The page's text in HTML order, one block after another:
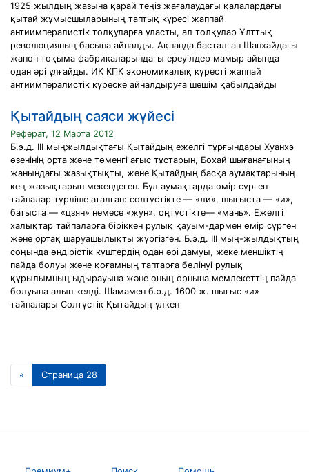
1925 жылдың жазына қарай теңіз жағалаудағы қалалардағы
қытай жұмысшыларының таптық күресі жаппай
антиимпералистік толқуларға ұласты, ал толқулар Ұлттық
революцияның басына айналды. Ақпанда басталған Шанхайдағы
жапон тоқыма фабрикаларындағы ереуілдер мамыр айында
одан әрі ұлғайды. ИК КПК экономикалық күресті жаппай
антиимпералистік күреске айналдыруға шешім қабылдайды
Қытайдың саяси жүйесі
Реферат, 12 Марта 2012
Б.э.д. ІІІ мыңжылдықтағы Қытайдың ежелгі тұрғындары Хуанхэ
өзенінің орта жəне төменгі ағыс тұстарын, Бохай шығанағының
жанындағы жазықтықты, жəне Қытайдың басқа аумақтарының
кең жазықтарын мекендеген. Бұл аумақтарда өмір сүрген
тайпалар түрліше аталған: солтүстікте — «ли», шығыста — «и»,
батыста — «цзян» немесе «жун», оңтүстікте— «мань». Ежелгі
халықтар тайпаларға біріккен рулық қауым-дармен өмір сүрген
жəне ортақ шаруашылықты жүргізген. Б.э.д. ІІІ мың-жылдықтың
соңында өндірістік күштердің одан əрі дамуы, жеке меншіктің
пайда болуы жəне қоғамның таптарға бөлінуі рулық
құрылымның ыдырауына жəне оның орнына мемлекеттің пайда
болуына алып келді. Шамамен б.э.д. 1600 ж. шығыс «и»
тайпалары Солтүстік Қытайдың үлкен
« Страница 28